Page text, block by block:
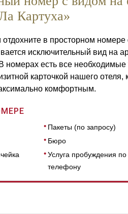
Картуха»
отдохните в просторном
исключительный вид на
номерах есть все необходимые
карточкой нашего
комфортным.
Пакеты (по запросу)
Бюро
Услуга пробуждения по
телефону